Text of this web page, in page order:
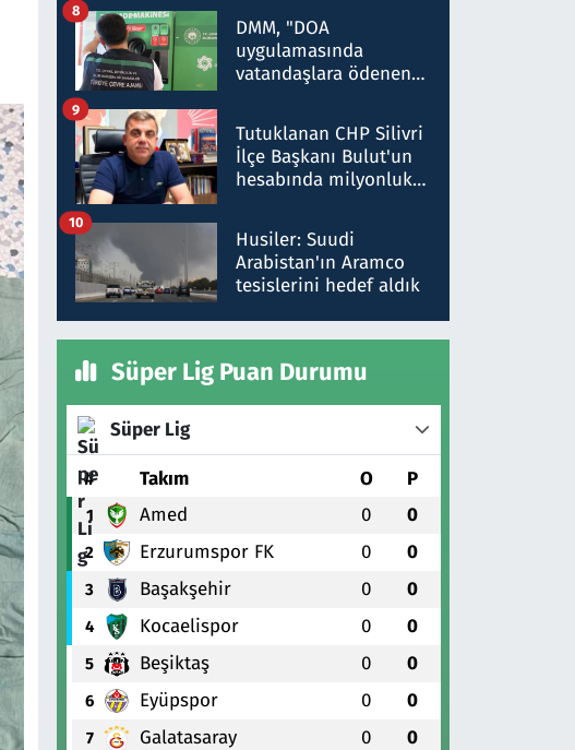
DMM, "DOA
uygulamasında
vatandaşlara ödenen
düşürüldüğü" iddiasını
yalanladı
8
Tutuklanan CHP Silivri
İlçe Başkanı Bulut'un
hesabında milyonluk
talimat verdi, ben
gönderdim
9
Husiler: Suudi
Arabistan'ın Aramco
tesislerini hedef aldık
10
Süper Lig Puan Durumu
Süper Lig
# Takım O P
1 Amed 0 0
2 Erzurumspor FK 0 0
3 Başakşehir 0 0
4 Kocaelispor 0 0
5 Beşiktaş 0 0
6 Eyüpspor 0 0
7 Galatasaray 0 0